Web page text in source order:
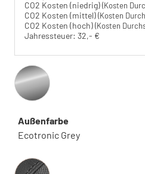
CO2 Kosten (niedrig)(Kosten
CO2 Kosten (mittel)(Kosten
CO2 Kosten (hoch)(Kosten
Jahressteuer: 32,- €
Außenfarbe
Ecotronic Grey
Innenausstattung